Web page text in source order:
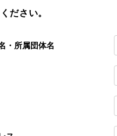
ださい。
・所属団体名